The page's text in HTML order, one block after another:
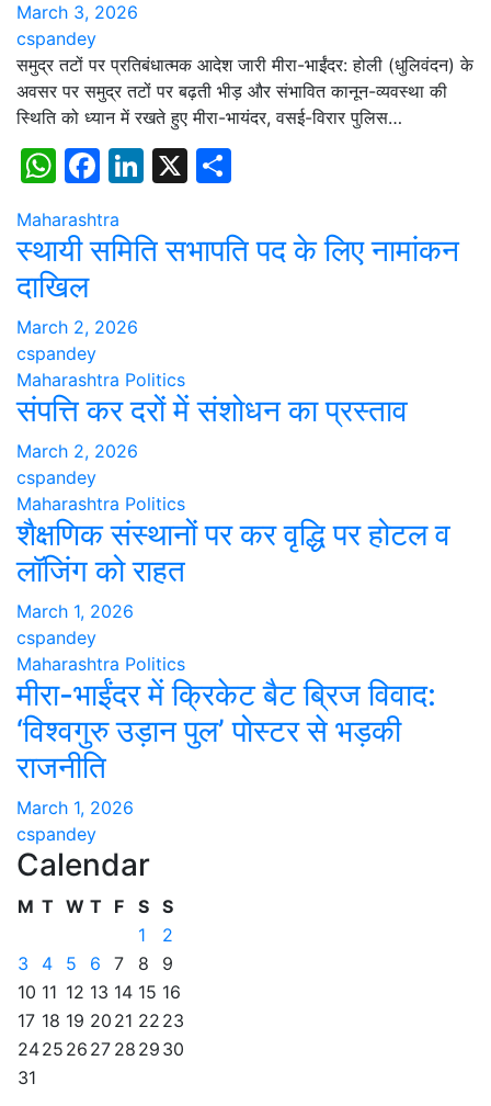
March 3, 2026
cspandey
समुद्र तटों पर प्रतिबंधात्मक आदेश जारी मीरा-भाईंदर: होली (धुलिवंदन) के
अवसर पर समुद्र तटों पर बढ़ती भीड़ और संभावित कानून-व्यवस्था की
स्थिति को ध्यान में रखते हुए मीरा-भायंदर, वसई-विरार पुलिस…
WhatsApp
Facebook
LinkedIn
X
Maharashtra
स्थायी समिति सभापति पद के लिए नामांकन
दाखिल
March 2, 2026
cspandey
Maharashtra Politics
संपत्ति कर दरों में संशोधन का प्रस्ताव
March 2, 2026
cspandey
Maharashtra Politics
शैक्षणिक संस्थानों पर कर वृद्धि पर होटल व
लॉजिंग को राहत
March 1, 2026
cspandey
Maharashtra Politics
मीरा-भाईंदर में क्रिकेट बैट ब्रिज विवाद:
‘विश्वगुरु उड़ान पुल’ पोस्टर से भड़की
राजनीति
March 1, 2026
cspandey
Calendar
M T W T F S S
1
2
3
4 5 6 7 8
9
10 11 12 13 14 15 16
17 18 19 20 21 22 23
2425 26 27 28 29 30
31